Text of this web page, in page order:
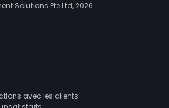
Solutions Pte Ltd, 2026
avec les clients